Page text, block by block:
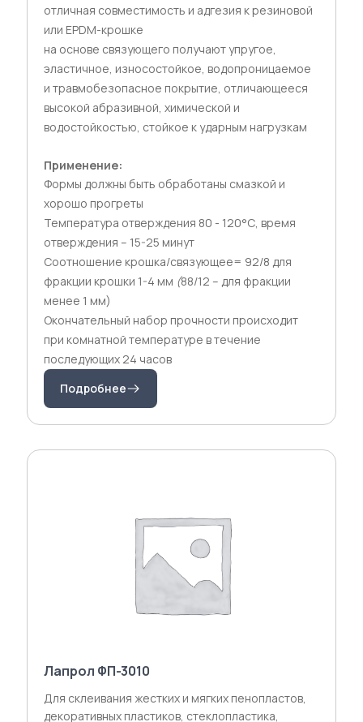
отличная совместимость и адгезия к резиновой
или EPDM-крошке
на основе связующего получают упругое,
эластичное, износостойкое, водопроницаемое
и травмобезопасное покрытие, отличающееся
высокой абразивной, химической и
водостойкостью, стойкое к ударным нагрузкам
Применение:
Формы должны быть обработаны смазкой и
хорошо прогреты
Температура отверждения 80 - 120°С, время
отверждения – 15-25 минут
Соотношение крошка/связующее= 92/8 для
фракции крошки 1-4 мм (88/12 – для фракции
менее 1 мм)
Окончательный набор прочности происходит
при комнатной температуре в течение
последующих 24 часов
Подробнее
Лапрол ФП-3010
Для склеивания жестких и мягких пенопластов,
декоративных пластиков, стеклопластика,